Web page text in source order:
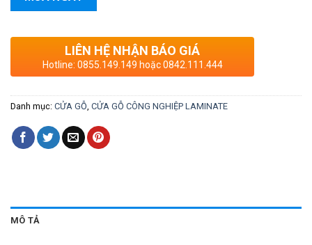
LIÊN HỆ NHẬN BÁO GIÁ
Hotline: 0855.149.149 hoặc 0842.111.444
Danh mục: CỬA GỖ CỬA GỖ CÔNG NGHIỆP LAMINATE
MÔ TẢ